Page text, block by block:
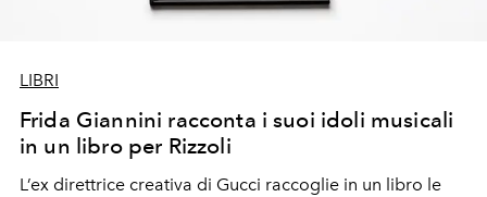
LIBRI
Frida Giannini racconta i suoi idoli musicali
in un libro per Rizzoli
L’ex direttrice creativa di Gucci raccoglie in un libro le